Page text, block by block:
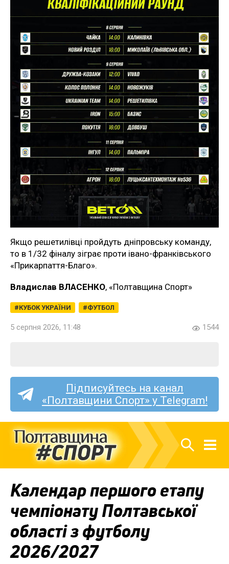
Якщо решетилівці пройдуть дніпровську команду,
то в 1/32 фіналу зіграє проти івано-франківського
«Прикарпаття-Благо».
Владислав ВЛАСЕНКО, «Полтавщина Спорт»
КУБОК УКРАЇНИ ФУТБОЛ
5 серпня 2026, 11:48 1544
Підписуйтесь на канал
«Полтавщини Спорт» у Telegram!
Календар першого етапу
чемпіонату Полтавської
області з футболу
2026/2027